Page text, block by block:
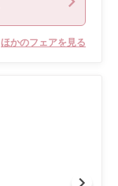
ほかのフェアを見る